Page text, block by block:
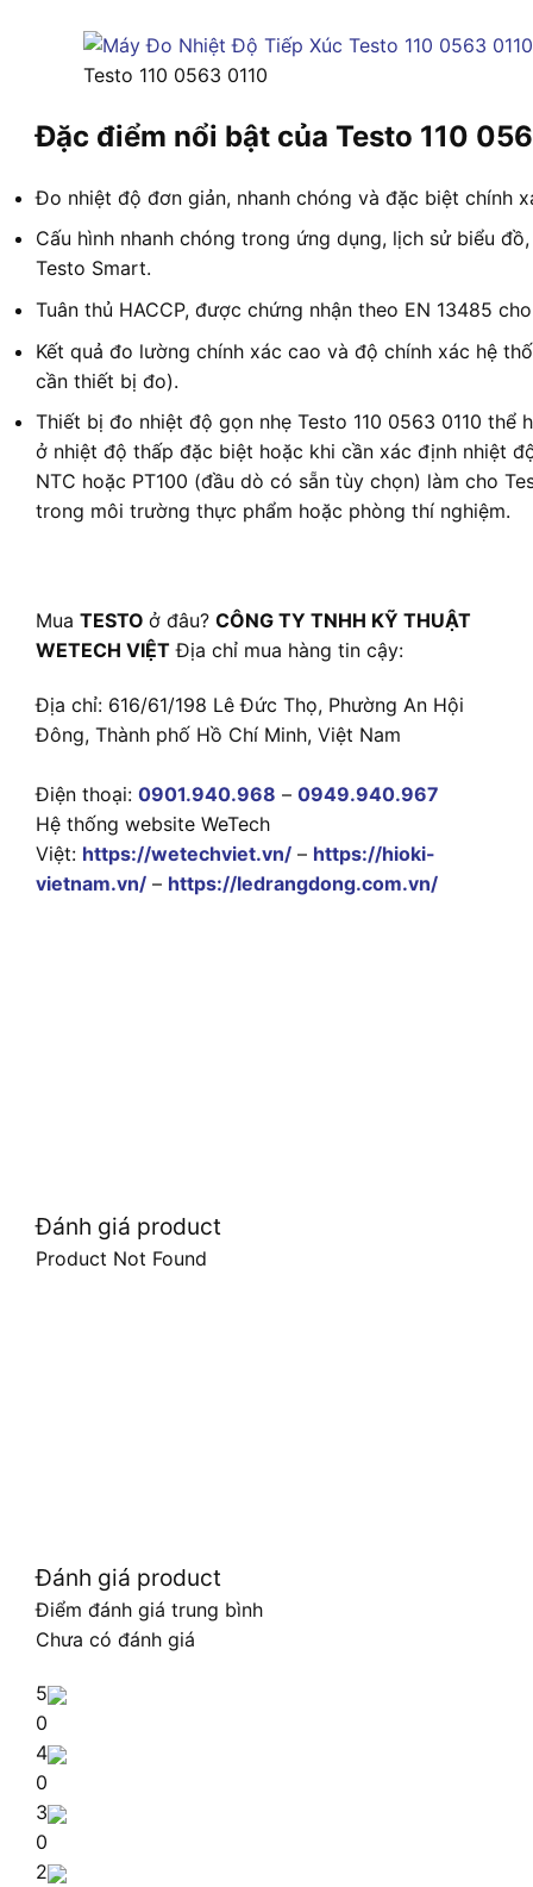
Testo 110 0563 0110
Đặc điểm nổi bật của Testo 110
Đo nhiệt độ đơn giản, nhanh chóng và đặc biệt chính
Cấu hình nhanh chóng trong ứng dụng, lịch sử biểu
Testo Smart.
Tuân thủ HACCP, được chứng nhận theo EN 13485
Kết quả đo lường chính xác cao và độ chính xác hệ
cần thiết bị đo).
Thiết bị đo nhiệt độ gọn nhẹ Testo 110 0563 0110
ở nhiệt độ thấp đặc biệt hoặc khi cần xác định nhiệt
NTC hoặc PT100 (đầu dò có sẵn tùy chọn) làm cho
trong môi trường thực phẩm hoặc phòng thí nghiệm.
Mua TESTO ở đâu? CÔNG TY TNHH KỸ THUẬT
WETECH VIỆT Địa chỉ mua hàng tin cậy:
Địa chỉ: 616/61/198 Lê Đức Thọ, Phường An Hội
Đông, Thành phố Hồ Chí Minh, Việt Nam
Điện thoại: 0901.940.968 – 0949.940.967
Hệ thống website WeTech
Việt: https://wetechviet.vn/ – https://hioki-
vietnam.vn/ – https://ledrangdong.com.vn/
Đánh giá product
Product Not Found
Đánh giá product
Điểm đánh giá trung bình
Chưa có đánh giá
5
0
4
0
3
0
2